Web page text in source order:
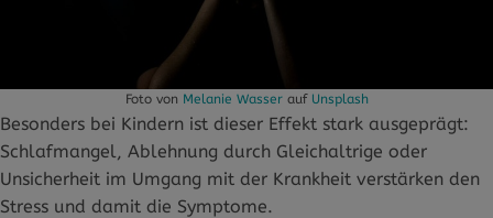
Foto von Melanie Wasserauf Unsplash
Besonders bei Kindern ist dieser Effekt stark ausgeprägt:
Schlafmangel, Ablehnung durch Gleichaltrige oder
Unsicherheit im Umgang mit der Krankheit verstärken den
Stress und damit die Symptome.